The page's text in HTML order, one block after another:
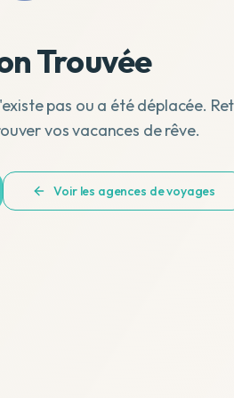
Trouvée
pas ou a été déplacée.
vos vacances de rêve.
Voir les agences de voyages